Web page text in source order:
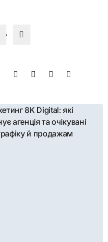
8K Digital: які
агенція та очікувані
й продажам